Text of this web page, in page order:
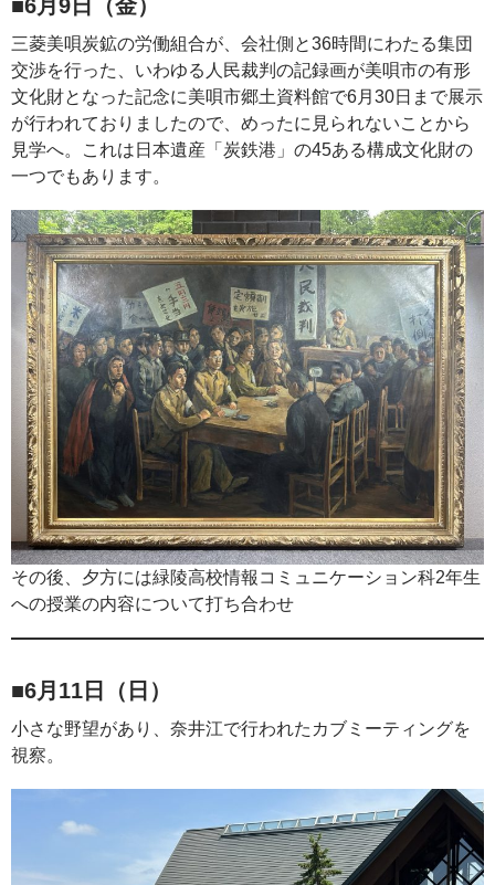
■6月9日（金）
三菱美唄炭鉱の労働組合が、会社側と36時間にわたる集団
交渉を行った、いわゆる人民裁判の記録画が美唄市の有形
文化財となった記念に美唄市郷土資料館で6月30日まで展示
が行われておりましたので、めったに見られないことから
見学へ。これは日本遺産「炭鉄港」の45ある構成文化財の
一つでもあります。
その後、夕方には緑陵高校情報コミュニケーション科2年生
への授業の内容について打ち合わせ
■6月11日（日）
小さな野望があり、奈井江で行われたカブミーティングを
視察。